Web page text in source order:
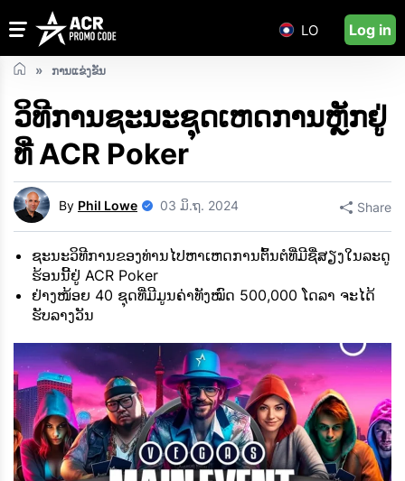
LO Log in
ການແຂ່ງຂັນ
ວິທີການຊະນະຊຸດເຫດການຫຼັກຢູ່
ທີ່ ACR Poker
By Phil Lowe 03 ມິ.ຖ. 2024 Share
ຊະນະວິທີການຂອງທ່ານໄປຫາເຫດການຕົ້ນຕໍທີ່ມີຊື່ສຽງໃນລະດູ
ຮ້ອນນີ້ຢູ່ ACR Poker
ຢ່າງໜ້ອຍ 40 ຊຸດທີ່ມີມູນຄ່າທັງໝົດ 500,000 ໂດລາ ຈະໄດ້
ຮັບລາງວັນ